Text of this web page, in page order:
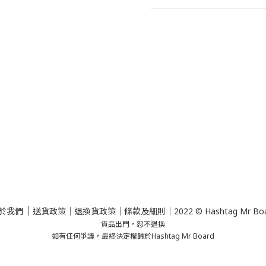
我們｜ 送貨政策｜ 退換貨政策｜ 條款及細則 ｜2022 © Hashtag Mr
貨品出門，恕不退換
如有任何爭議，最終決定權歸於Hashtag Mr Board